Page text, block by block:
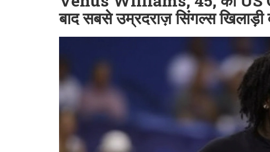
बाद सबसे उम्रदराज़ सिंगल्स खिलाड़ी